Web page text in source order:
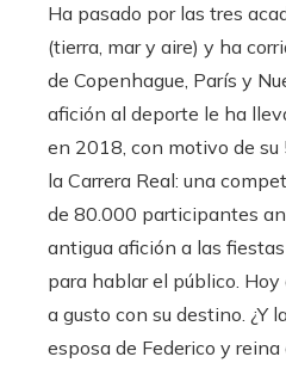
Ha pasado por las tres
(tierra, mar y aire) y ha
de Copenhague, París y
afición al deporte le ha
en 2018, con motivo de su
la Carrera Real: una
de 80.000 participantes
antigua afición a las
para hablar el público. Hoy
a gusto con su destino. ¿Y
esposa de Federico y